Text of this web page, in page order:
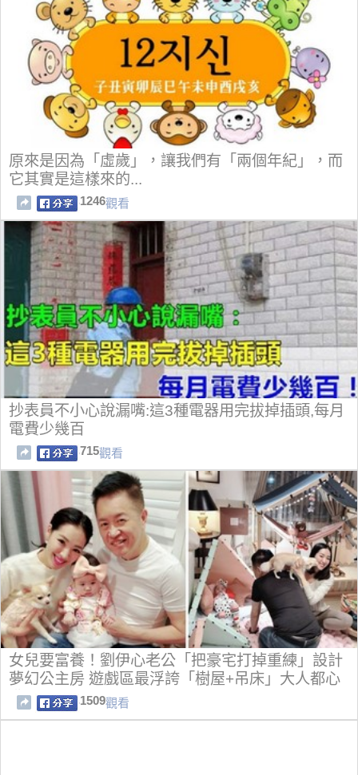
原來是因為「虛歲」，讓我們有「兩個年紀」，而
它其實是這樣來的...
1246觀看
抄表員不小心說漏嘴:這3種電器用完拔掉插頭,每月
電費少幾百
715觀看
女兒要富養！劉伊心老公「把豪宅打掉重練」設計
夢幻公主房 遊戲區最浮誇「樹屋+吊床」大人都心
動
1509觀看